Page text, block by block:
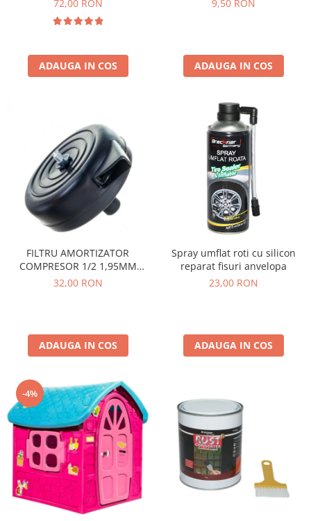
72,00 RON
ADAUGA IN COS
9,50 RON
ADAUGA IN COS
FILTRU AMORTIZATOR
COMPRESOR 1/2 1,95MM
ROTOR (PLASTIC)
32,00 RON
ADAUGA IN COS
Spray umflat roti cu silicon
reparat fisuri anvelopa
23,00 RON
ADAUGA IN COS
-4%